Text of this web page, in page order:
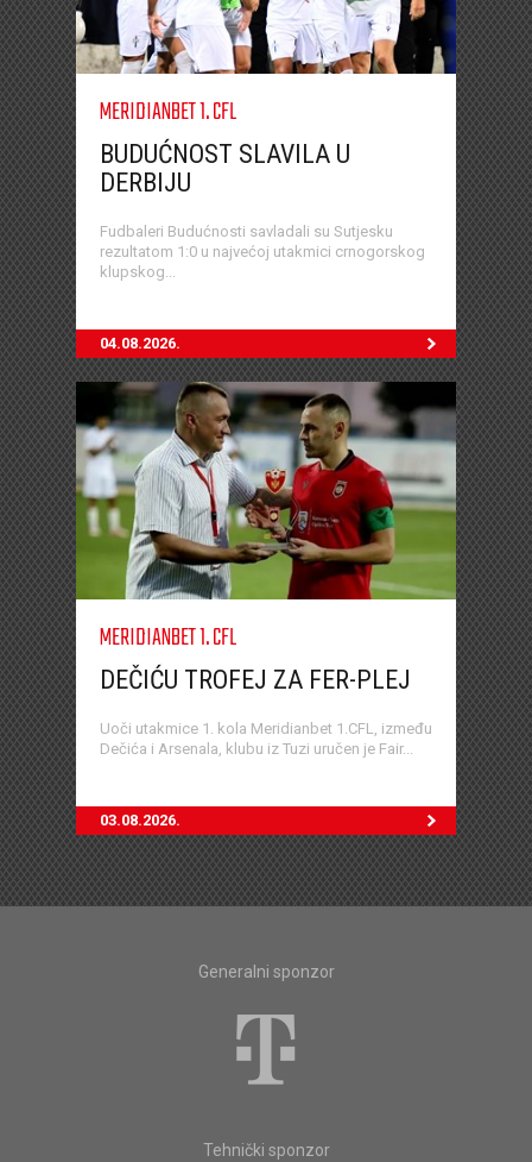
MERIDIANBET 1. CFL
BUDUĆNOST SLAVILA U
DERBIJU
Fudbaleri Budućnosti savladali su Sutjesku
rezultatom 1:0 u najvećoj utakmici crnogorskog
klupskog...
04.08.2026.
MERIDIANBET 1. CFL
DEČIĆU TROFEJ ZA FER-PLEJ
Uoči utakmice 1. kola Meridianbet 1.CFL, između
Dečića i Arsenala, klubu iz Tuzi uručen je Fair...
03.08.2026.
Generalni sponzor
Tehnički sponzor